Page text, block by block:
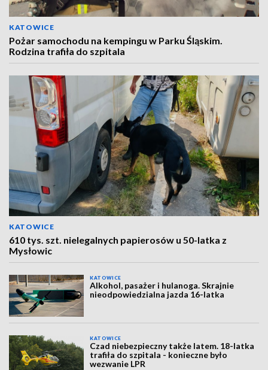
KATOWICE
Pożar samochodu na kempingu w Parku Śląskim.
Rodzina trafiła do szpitala
KATOWICE
610 tys. szt. nielegalnych papierosów u 50-latka z
Mysłowic
KATOWICE
Alkohol, pasażer i hulanoga. Skrajnie
nieodpowiedzialna jazda 16-latka
KATOWICE
Czad niebezpieczny także latem. 18-latka
trafiła do szpitala - konieczne było
wezwanie LPR